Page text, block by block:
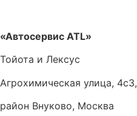
содержимому
«Автосервис ATL»
Тойота и Лексус
Агрохимическая улица, 4с3,
район Внуково, Москва